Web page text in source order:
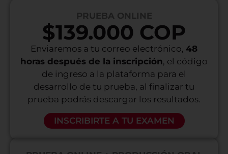
PRUEBA ONLINE
$139.000 COP
Enviaremos a tu correo electrónico, 48
horas después de la inscripción, el código
de ingreso a la plataforma para el
desarrollo de tu prueba, al finalizar tu
prueba podrás descargar los resultados.
INSCRIBIRTE A TU EXAMEN